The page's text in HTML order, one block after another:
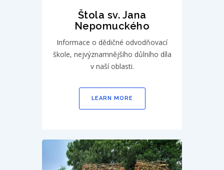
Štola sv. Jana
Nepomuckého
Informace o dědičné odvodňovací
škole, nejvýznamnějšího důlního díla
v naší oblasti.
LEARN MORE